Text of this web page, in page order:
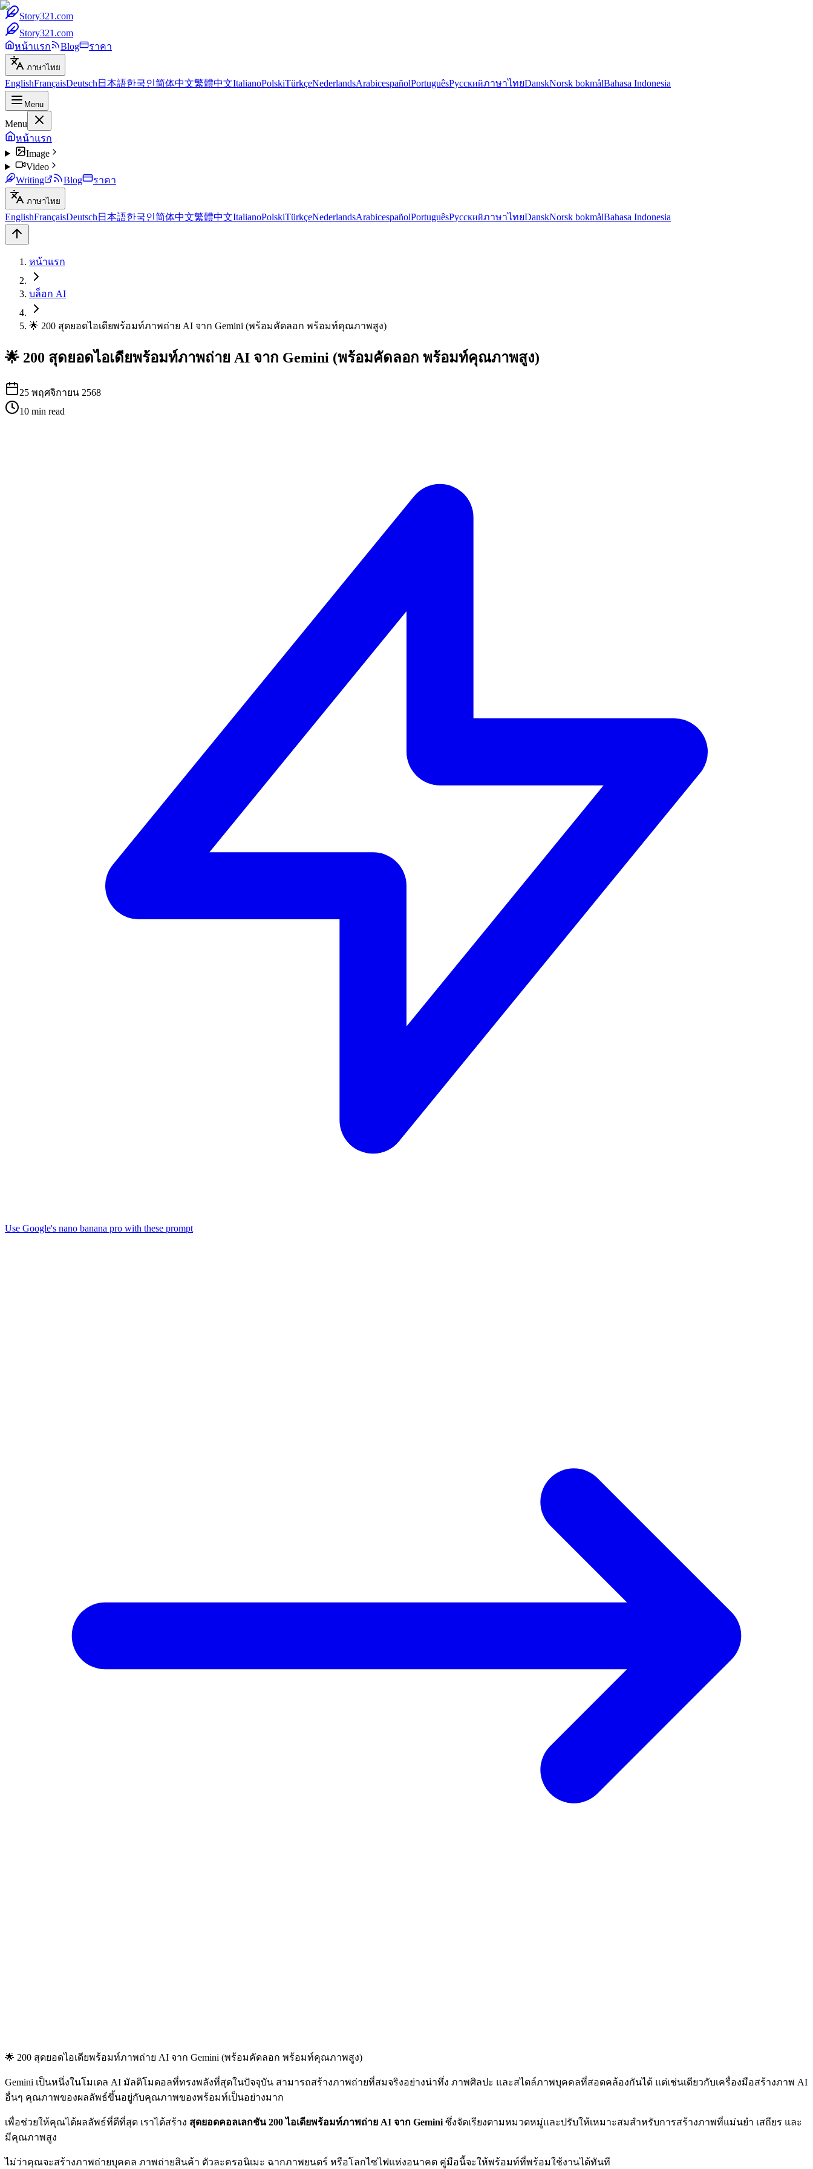
Story321.com
Story321.com
หน้าแรก
Blog ราคา
ภาษาไทย
EnglishFrançaisDeutsch 日本語한국인简体中文繁體中文ItalianoPolskiTürkçeNederlandsArabicespañolPortuguêsРусскийภาษาไทยDanskNorsk bokmålBahasa Indonesia
Menu
Menu
หน้าแรก
Image
Video
Writing
Blog ราคา
ภาษาไทย
EnglishFrançaisDeutsch 日本語한국인简体中文繁體中文ItalianoPolskiTürkçeNederlandsArabicespañolPortuguêsРусскийภาษาไทยDanskNorsk bokmålBahasa Indonesia
หน้าแรก
บล็อก AI
🌟 200 สุดยอดไอเดียพร้อมท์ภาพถ่าย AI จาก Gemini (พร้อมคัดลอก พร้อมท์คุณภาพสูง)
🌟 200 สุดยอดไอเดียพร้อมท์ภาพถ่าย AI จาก Gemini (พร้อมคัดลอก พร้อมท์คุณภาพสูง)
25 พฤศจิกายน 2568
10 min read
Use Google's nano banana pro with these prompt
🌟 200 สุดยอดไอเดียพร้อมท์ภาพถ่าย AI จาก Gemini (พร้อมคัดลอก พร้อมท์คุณภาพสูง)
Gemini เป็นหนึ่งในโมเดล AI มัลติโมดอลที่ทรงพลังที่สุดในปัจจุบัน สามารถสร้างภาพถ่ายที่สมจริงอย่างน่าทึ่ง ภาพศิลปะ และสไตล์ภาพบุคคลที่สอดคล้องกันได้ แต่เช่นเดียวกับเครื่องมือสร้างภาพ AI
อื่นๆ คุณภาพของผลลัพธ์ขึ้นอยู่กับคุณภาพของพร้อมท์เป็นอย่างมาก
เพื่อช่วยให้คุณได้ผลลัพธ์ที่ดีที่สุด เราได้สร้าง สุดยอดคอลเลกชัน 200 ไอเดียพร้อมท์ภาพถ่าย AI จาก Gemini ซึ่งจัดเรียงตามหมวดหมู่และปรับให้เหมาะสมสำหรับการสร้างภาพที่แม่นยำ เสถียร และ
มีคุณภาพสูง
ไม่ว่าคุณจะสร้างภาพถ่ายบุคคล ภาพถ่ายสินค้า ตัวละครอนิเมะ ฉากภาพยนตร์ หรือโลกไซไฟแห่งอนาคต คู่มือนี้จะให้พร้อมท์ที่พร้อมใช้งานได้ทันที